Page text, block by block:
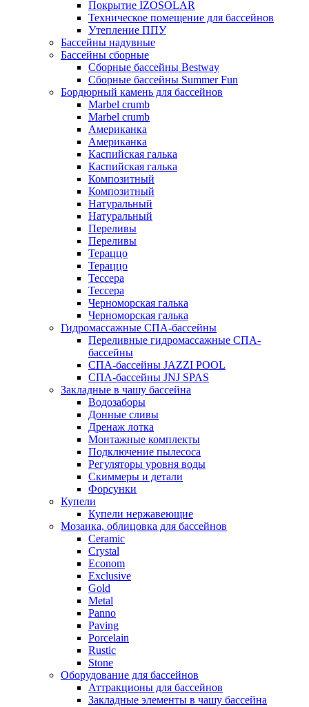
Покрытие IZOSOLAR
Техническое помещение для бассейнов
Утепление ППУ
Бассейны надувные
Бассейны сборные
Сборные бассейны Bestway
Сборные бассейны Summer Fun
Бордюрный камень для бассейнов
Marbel crumb
Marbel crumb
Американка
Американка
Каспийская галька
Каспийская галька
Композитный
Композитный
Натуральный
Натуральный
Переливы
Переливы
Тераццо
Тераццо
Тессера
Тессера
Черноморская галька
Черноморская галька
Гидромассажные СПА-бассейны
Переливные гидромассажные СПА-
бассейны
СПА-бассейны JAZZI POOL
СПА-бассейны JNJ SPAS
Закладные в чашу бассейна
Водозаборы
Донные сливы
Дренаж лотка
Монтажные комплекты
Подключение пылесоса
Регуляторы уровня воды
Скиммеры и детали
Форсунки
Купели
Купели нержавеющие
Мозаика, облицовка для бассейнов
Ceramic
Crystal
Econom
Exclusive
Gold
Metal
Panno
Paving
Porcelain
Rustic
Stone
Оборудование для бассейнов
Аттракционы для бассейнов
Закладные элементы в чашу бассейна